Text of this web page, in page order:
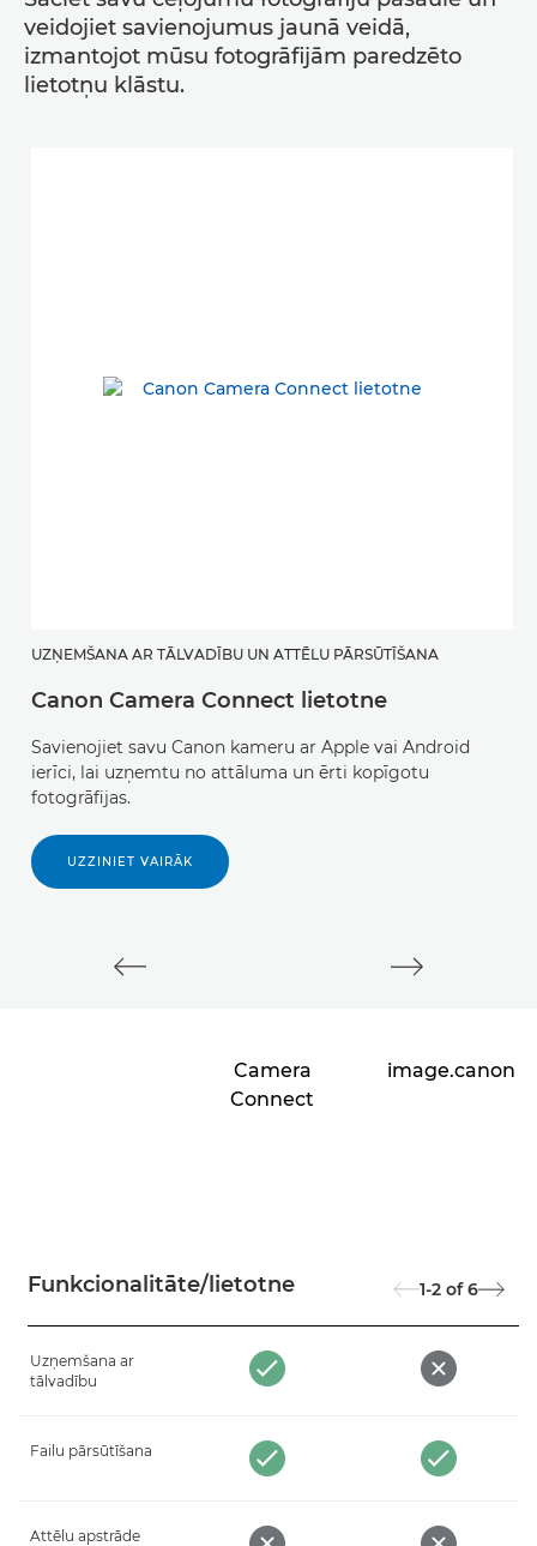
veidojiet savienojumus jaunā veidā,
izmantojot mūsu fotogrāfijām paredzēto
lietotņu klāstu.
UZŅEMŠANA AR TĀLVADĪBU UN ATTĒLU PĀRSŪTĪŠANA
Canon Camera Connect lietotne
Savienojiet savu Canon kameru ar Apple vai Android
ierīci, lai uzņemtu no attāluma un ērti kopīgotu
fotogrāfijas.
UZZINIET VAIRĀK
Funkcionalitāte/lietotne
Camera
Connect
image.canon
1-2 of 6
Uzņemšana ar
tālvadību
Failu pārsūtīšana
Attēlu apstrāde